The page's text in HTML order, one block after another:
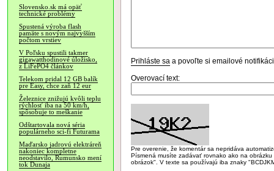
Slovensko.sk má opäť
technické problémy
Spustená výroba flash
pamäte s novým najvyšším
počtom vrstiev
V Poľsku spustili takmer
gigawatthodinové úložisko,
z LiFePO4 článkov
Telekom pridal 12 GB balík
pre Easy, chce zaň 12 eur
Železnice znižujú kvôli teplu
rýchlosť iba na 50 km/h,
spôsobuje to meškanie
Odštartovala nová séria
populárneho sci-fi Futurama
Maďarsko jadrovú elektráreň
nakoniec kompletne
neodstavilo, Rumunsko mení
tok Dunaja
Prihláste sa a povoľte si emailové
Overovací text:
Pre overenie, že komentár sa nepridáva
Písmená musíte zadávať rovnako ako na
obrázok". V texte sa používajú iba znaky